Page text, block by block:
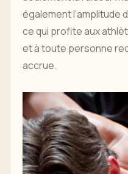
également l’amplitude
ce qui profite aux
et à toute personne
accrue.